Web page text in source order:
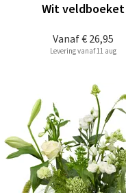
Vanaf€ 26,95
Wit veldboeket
Levering vanaf 11 aug